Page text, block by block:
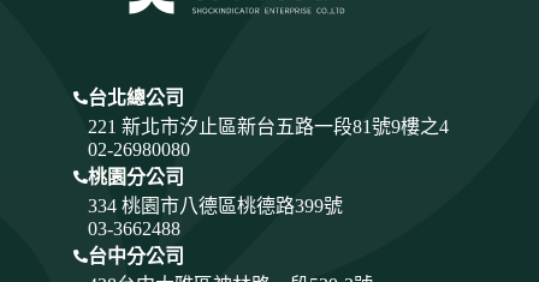
台北總公司
221 新北市汐止區新台五路一段81號9樓之4
02-26980080
桃園分公司
334 桃園市八德區桃德路399號
03-3662488
台中分公司